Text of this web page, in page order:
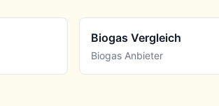
Biogas Vergleich
Biogas Anbieter